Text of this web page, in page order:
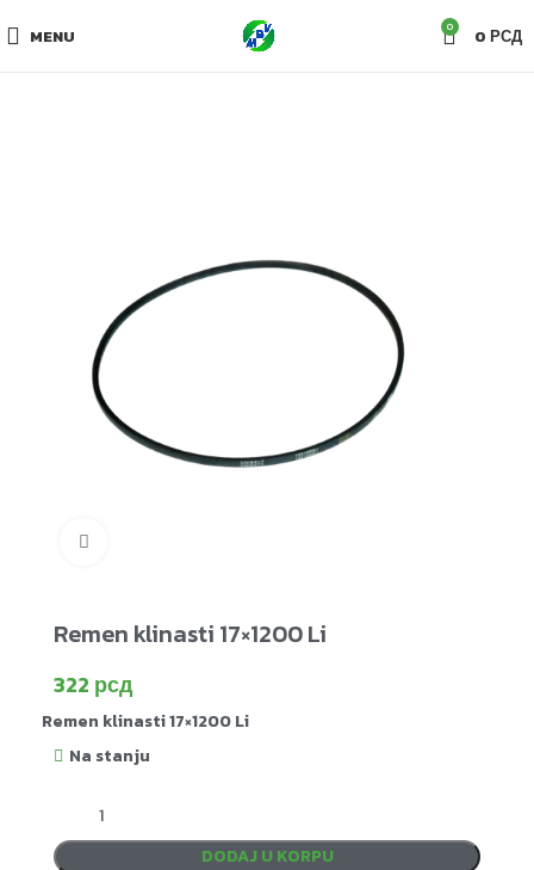
MENU 0 0 РСД
Remen klinasti 17×1200 Li
322 рсд
Remen klinasti 17×1200 Li
Na stanju
DODAJ U KORPU